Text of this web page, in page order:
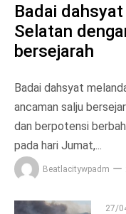
Badai
Selatan
bersejarah
Badai dahsyat
ancaman salju
dan berpotensi
pada hari Jumat,...
Beatlacitywpadm
27/